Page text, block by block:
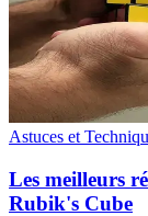
Astuces et
Les meilleurs
Rubik's Cube